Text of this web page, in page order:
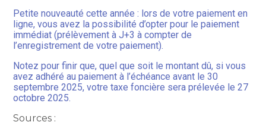
Petite nouveauté cette année : lors de votre paiement en
ligne, vous avez la possibilité d’opter pour le paiement
immédiat (prélèvement à J+3 à compter de
l’enregistrement de votre paiement).
Notez pour finir que, quel que soit le montant dû, si vous
avez adhéré au paiement à l’échéance avant le 30
septembre 2025, votre taxe foncière sera prélevée le 27
octobre 2025.
Sources :